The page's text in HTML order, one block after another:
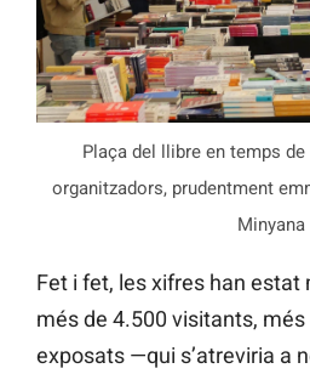
Plaça del llibre en temps
organitzadors, prudentment
Minyana
Fet i fet, les xifres han estat
més de 4.500 visitants,
exposats —qui s’atreviria a